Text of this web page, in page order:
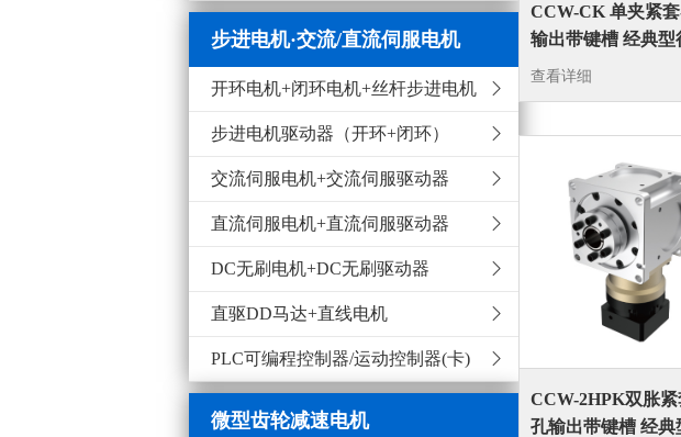
步进电机·交流/直流伺服电机
开环电机+闭环电机+丝杆步进电机
步进电机驱动器（开环+闭环）
交流伺服电机+交流伺服驱动器
直流伺服电机+直流伺服驱动器
DC无刷电机+DC无刷驱动器
直驱DD马达+直线电机
PLC可编程控制器/运动控制器(卡)
微型齿轮减速电机
CCW-CK 单夹紧
输出带键槽 经典型
入接转向器
查看详细
CCW-2HPK双胀
孔输出带键槽 经典